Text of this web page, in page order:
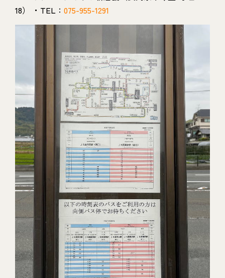
18） ・TEL： 075-955-1291